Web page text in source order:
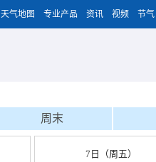
天气地图 专业产品 资讯 视频 节气
周末
7日（周五）